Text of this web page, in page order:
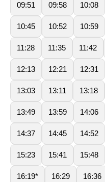
09:51 09:58 10:08
10:45 10:52 10:59
11:28 11:35 11:42
12:13 12:21 12:31
13:03 13:11 13:18
13:49 13:59 14:06
14:37 14:45 14:52
15:23 15:41 15:48
16:19* 16:29 16:36